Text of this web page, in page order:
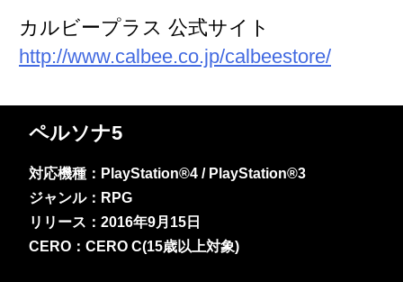
カルビープラス 公式サイト
http://www.calbee.co.jp/calbeestore/
ペルソナ5
対応機種：PlayStation®4 / PlayStation®3
ジャンル：RPG
リリース：2016年9月15日
CERO：CERO C(15歳以上対象)